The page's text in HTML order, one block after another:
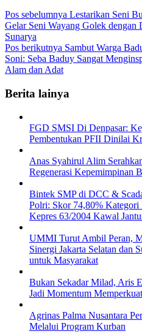
Pos sebelumnya Lestarikan Seni
Gelar Seni Wayang Golek dengan
Sunarya
Pos berikutnya Sambut Warga
Soni: Seba Baduy Sangat
Alam dan Adat
Berita lainya
FGD SMSI Di Denpasar:
Pembentukan PFII Dinilai
Anas Syahirul Alim
Regenerasi Kepemimpinan
Bintek SMP di DCC &
Polri: Skor 74,80% Kategori
Kepres 63/2004 Kawal
UMMI Turut Ambil Peran,
Sinergi Jakarta Selatan dan
untuk Masyarakat
Bukan Sekadar Milad, Aris
Jadi Momentum
Agrinas Palma Nusantara
Melalui Program Kurban